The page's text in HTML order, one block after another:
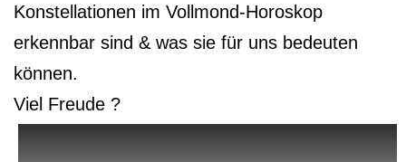
Konstellationen im Vollmond-Horoskop
erkennbar sind & was sie für uns bedeuten
können.
Viel Freude ?